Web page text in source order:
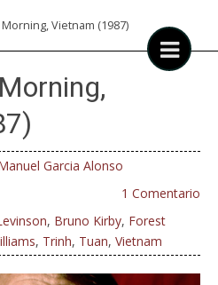
Vietnam (1987)
Garcia Alonso
1 Comentario
, Bruno Kirby, Forest
, Trinh, Tuan, Vietnam